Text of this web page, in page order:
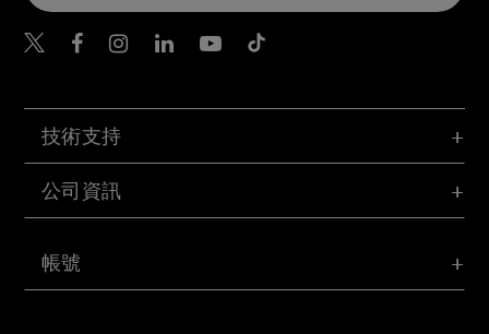
帳號
技術支持
公司資訊
Belkin Twitter
Belkin Hong Kong
Belkin Instagram
Belkin Hong Kong
Belkin Youtube
Belkin TikTok